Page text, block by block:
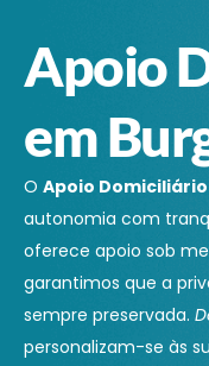
Apoio
em
O Apoio Domiciliário
autonomia com
oferece apoio sob
garantimos que a
sempre preservada.
personalizam-se às